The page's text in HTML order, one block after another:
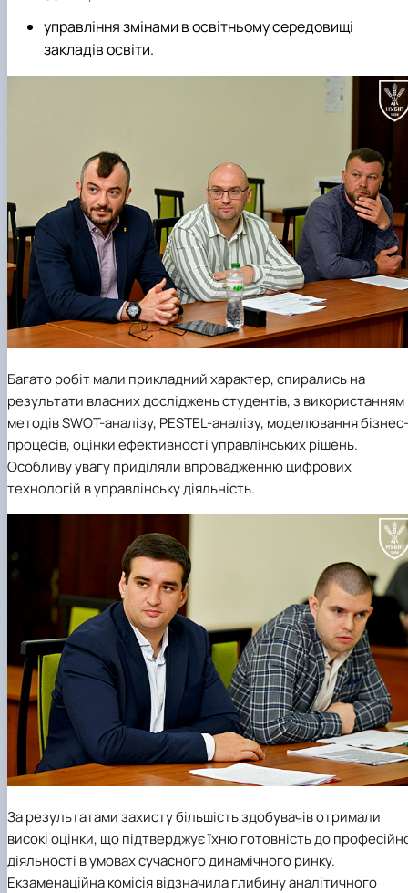
управління змінами в освітньому середовищі
закладів освіти.
Багато робіт мали прикладний характер, спирались на
результати власних досліджень студентів, з використанням
методів SWOT-аналізу, PESTEL-аналізу, моделювання бізнес-
процесів, оцінки ефективності управлінських рішень.
Особливу увагу приділяли впровадженню цифрових
технологій в управлінську діяльність.
За результатами захисту більшість здобувачів отримали
високі оцінки, що підтверджує їхню готовність до
діяльності в умовах сучасного динамічного ринку.
Екзаменаційна комісія відзначила глибину аналітичного